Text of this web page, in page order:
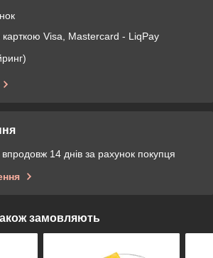
Visa, Mastercard - LiqPay
14 днів за рахунок покупця
замовляють